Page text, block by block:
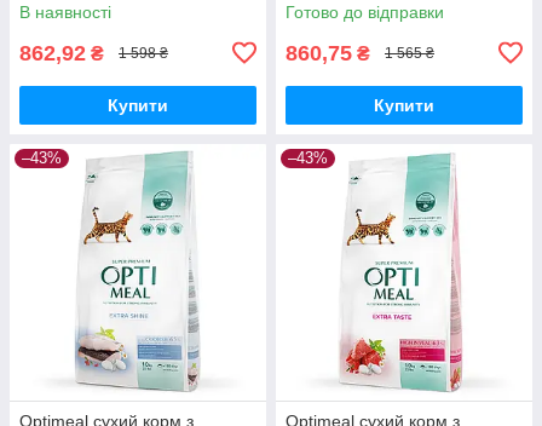
В наявності
862,92 ₴ 1 598 ₴
Купити
Готово до відправки
860,75 ₴ 1 565 ₴
Купити
–43%
Optimeal сухий корм з
–43%
Optimeal сухий корм з